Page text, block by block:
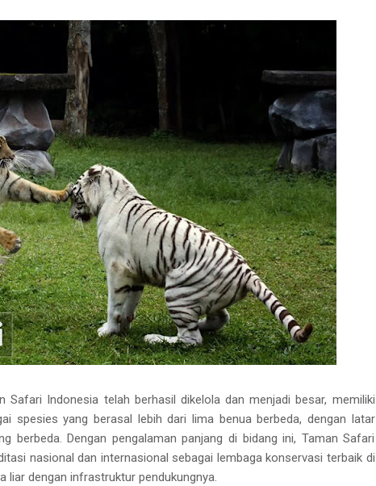
Safari Indonesia telah berhasil dikelola dan menjadi besar, memiliki
spesies yang berasal lebih dari lima benua berbeda, dengan latar
berbeda. Dengan pengalaman panjang di bidang ini, Taman Safari
nasional dan internasional sebagai lembaga konservasi terbaik di
liar dengan infrastruktur pendukungnya.